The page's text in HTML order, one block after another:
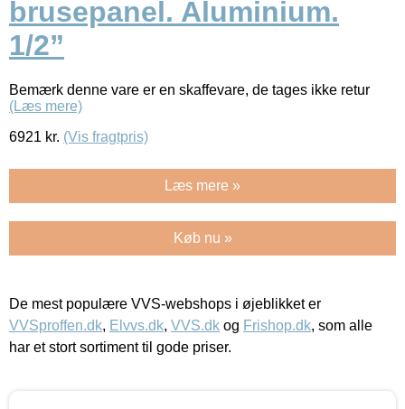
brusepanel. Aluminium.
1/2”
Bemærk denne vare er en skaffevare, de tages ikke retur
(Læs mere)
6921 kr. (Vis fragtpris)
Læs mere »
Køb nu »
De mest populære VVS-webshops i øjeblikket er
VVSproffen.dk, Elvvs.dk, VVS.dk og Frishop.dk, som alle
har et stort sortiment til gode priser.